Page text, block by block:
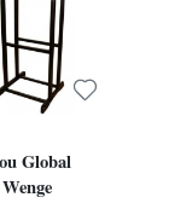
Global